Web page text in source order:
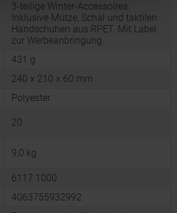
3-teilige Winter-Accessoires.
Inklusive Mütze, Schal und taktilen
Handschuhen aus RPET. Mit Label
zur Werbeanbringung.
431 g
240 x 210 x 60 mm
Polyester
20
9,0 kg
6117 1000
4063755932992